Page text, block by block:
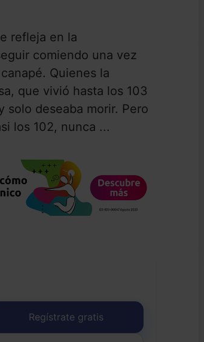
refleja en la
comiendo una vez
Quienes la
que vivió hasta los 103
solo deseaba morir. Pero
los 102, nunca ...
Regístrate gratis